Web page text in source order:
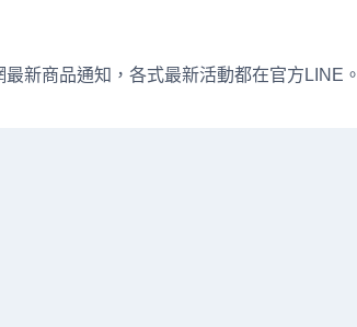
新商品通知，各式最新活動都在官方LINE。